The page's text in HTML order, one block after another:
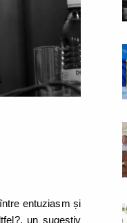
entuziasm și
un sugestiv